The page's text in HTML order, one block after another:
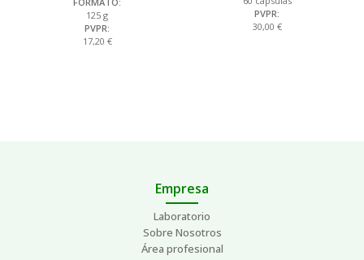
125 g
PVPR:
17,20 €
PVPR:
30,00 €
Empresa
Laboratorio
Sobre Nosotros
Área profesional